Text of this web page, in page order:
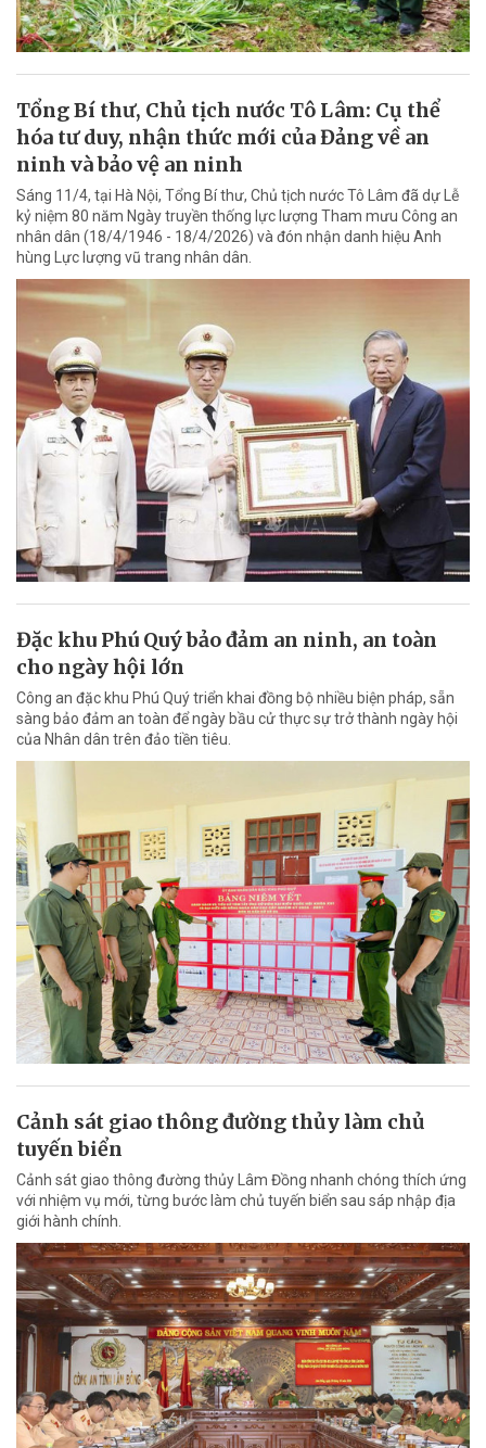
Tổng Bí thư, Chủ tịch nước Tô Lâm: Cụ thể
hóa tư duy, nhận thức mới của Đảng về an
ninh và bảo vệ an ninh
Sáng 11/4, tại Hà Nội, Tổng Bí thư, Chủ tịch nước Tô Lâm đã dự Lễ
kỷ niệm 80 năm Ngày truyền thống lực lượng Tham mưu Công an
nhân dân (18/4/1946 - 18/4/2026) và đón nhận danh hiệu Anh
hùng Lực lượng vũ trang nhân dân.
Đặc khu Phú Quý bảo đảm an ninh, an toàn
cho ngày hội lớn
Công an đặc khu Phú Quý triển khai đồng bộ nhiều biện pháp, sẵn
sàng bảo đảm an toàn để ngày bầu cử thực sự trở thành ngày hội
của Nhân dân trên đảo tiền tiêu.
Cảnh sát giao thông đường thủy làm chủ
tuyến biển
Cảnh sát giao thông đường thủy Lâm Đồng nhanh chóng thích ứng
với nhiệm vụ mới, từng bước làm chủ tuyến biển sau sáp nhập địa
giới hành chính.